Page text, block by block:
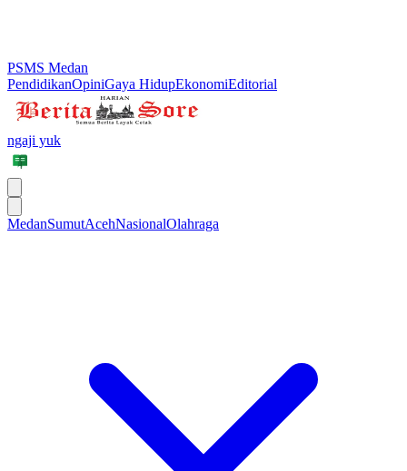
PSMS Medan
PendidikanOpiniGaya HidupEkonomiEditorial
ngaji yuk
MedanSumutAcehNasionalOlahraga